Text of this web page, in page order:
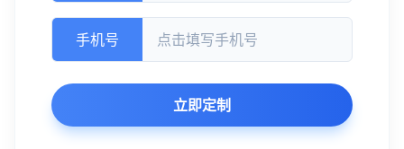
手机号
立即定制